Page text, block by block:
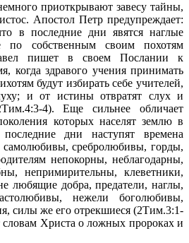
приоткрывают завесу тайны,
Апостол Петр предупреждает:
в последние дни явятся наглые
по собственным своим похотям
пишет в своем Послании к
когда здравого учения принимать
будут избирать себе учителей,
и от истины отвратят слух и
4). Еще сильнее обличает
которых населят землю в
дни наступят времена
сребролюбивы, горды,
непокорны, неблагодарны,
непримирительны, клеветники,
любящие добра, предатели, наглы,
нежели боголюбивы,
силы же его отрекшиеся (2Тим.3:1-
словам Христа о ложных пророках и